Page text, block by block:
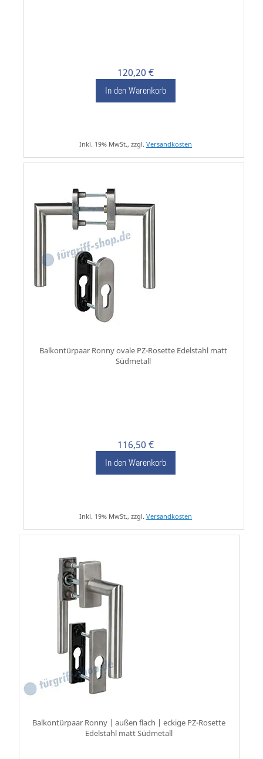
120,20 €
In den Warenkorb
Inkl. 19% MwSt., zzgl. Versandkosten
Balkontürpaar Ronny ovale PZ-Rosette Edelstahl matt
Südmetall
116,50 €
In den Warenkorb
Inkl. 19% MwSt., zzgl. Versandkosten
Balkontürpaar Ronny | außen flach | eckige PZ-Rosette
Edelstahl matt Südmetall